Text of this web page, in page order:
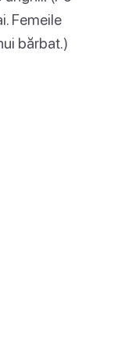
Femeile
bărbat.)